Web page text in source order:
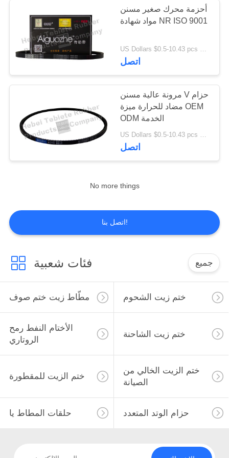
حلقات المطاط يا
16
حزام الوتد المتعدد
66
مسنن حزام V
الموتر الحزام
34
أحزمة محرك صغير مسنن
مواد شهادة NR ISO 9001
اتصل
مرونة عالية مسنن V حزام
مضاد للحرارة ميزة OEM
ODM الخدمة
US Dollars $0.5-10.43 pcs MOQ:50 قطعة
اتصل
No more things
اتصل بنا!
فئات شعبية جميع
مطّاط زيت ختم صوف ختم زيت الشحوم
الأختام النفط رمح
الروتاري
ختم زيت الشاحنة
ختم الزيت للمقطورة
ختم الزيت الخالي من
الصيانة
حلقات المطاط يا حزام الوتد المتعدد